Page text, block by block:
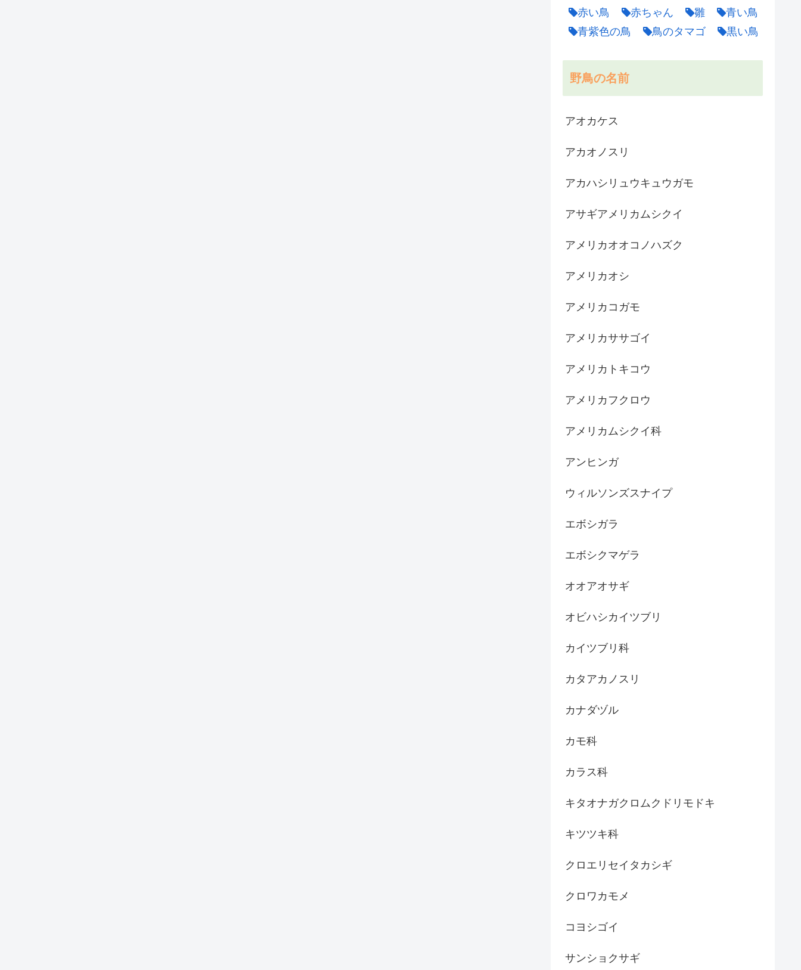
赤い鳥
赤ちゃん 雛
青い鳥
青紫色の鳥
鳥のタマゴ 黒い鳥
野鳥の名前
アオカケス
アカオノスリ
アカハシリュウキュウガモ
アサギアメリカムシクイ
アメリカオオコノハズク
アメリカオシ
アメリカコガモ
アメリカササゴイ
アメリカトキコウ
アメリカフクロウ
アメリカムシクイ科
アンヒンガ
ウィルソンズスナイプ
エボシガラ
エボシクマゲラ
オオアオサギ
オビハシカイツブリ
カイツブリ科
カタアカノスリ
カナダヅル
カモ科
カラス科
キタオナガクロムクドリモドキ
キツツキ科
クロエリセイタカシギ
クロワカモメ
コヨシゴイ
サンショクサギ